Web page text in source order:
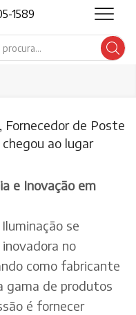
1589
Fornecedor de Poste
ao lugar
e Inovação em
se
no
como fabricante
gama de produtos
é fornecer